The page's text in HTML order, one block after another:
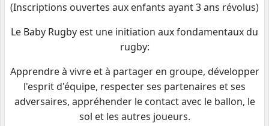
(Inscriptions ouvertes aux enfants ayant 3 ans révolus)
Le Baby Rugby est une initiation aux fondamentaux du
rugby:
Apprendre à vivre et à partager en groupe, développer
l'esprit d'équipe, respecter ses partenaires et ses
adversaires, appréhender le contact avec le ballon, le
sol et les autres joueurs.